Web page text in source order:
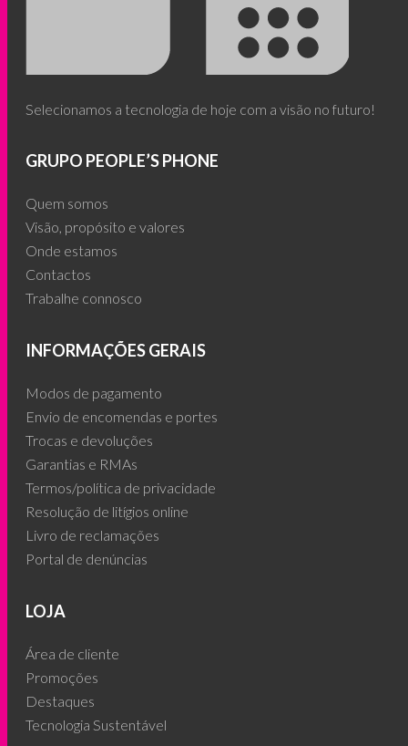
Selecionamos a tecnologia de hoje com a visão no futuro!
GRUPO PEOPLE’S PHONE
Quem somos
Visão, propósito e valores
Onde estamos
Contactos
Trabalhe connosco
INFORMAÇÕES GERAIS
Modos de pagamento
Envio de encomendas e portes
Trocas e devoluções
Garantias e RMAs
Termos/política de privacidade
Resolução de litígios online
Livro de reclamações
Portal de denúncias
LOJA
Área de cliente
Promoções
Destaques
Tecnologia Sustentável